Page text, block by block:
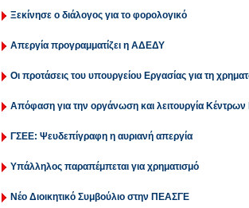
Ξεκίνησε ο διάλογος για το φορολογικό
Απεργία προγραμματίζει η ΑΔΕΔΥ
Οι προτάσεις του υπουργείου Εργασίας για τη
Απόφαση για την οργάνωση και λειτουργία Κέντρων
ΓΣΕΕ: Ψευδεπίγραφη η αυριανή απεργία
Υπάλληλος παραπέμπεται για χρηματισμό
Νέο Διοικητικό Συμβούλιο στην ΠΕΑΣΓΕ